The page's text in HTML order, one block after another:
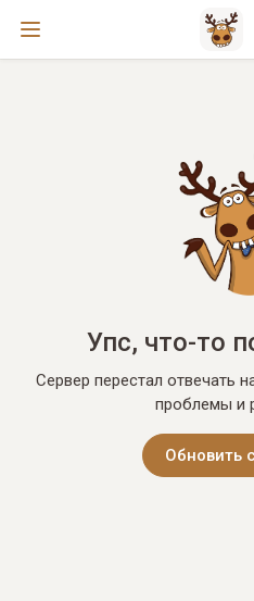
Упс, что-то
Сервер перестал отвечать
проблемы и
Обновить